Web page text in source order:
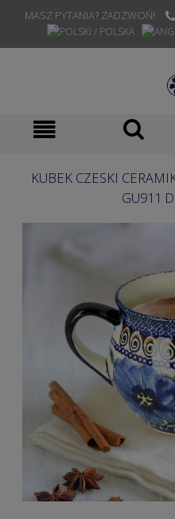
MASZ PYTANIA? ZADZWOŃ!
KUBEK CZESKI
GU911